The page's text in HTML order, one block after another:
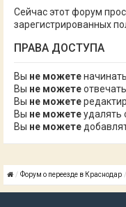
Сейчас этот форум
зарегистрированных
ПРАВА ДОСТУПА
Вы не можете
Вы не можете
Вы не можете
Вы не можетеудалять
Вы не можете
Форум о переезде в Краснодар